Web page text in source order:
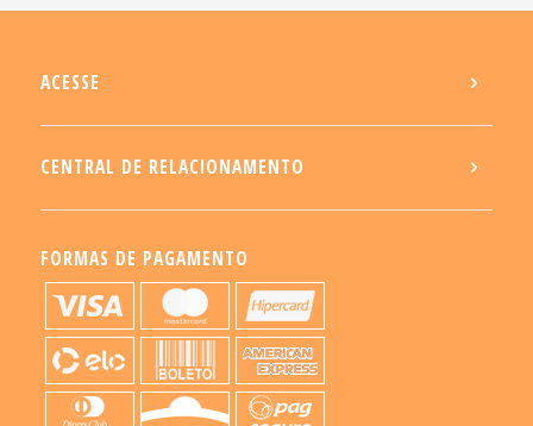
ACESSE
CENTRAL DE RELACIONAMENTO
FORMAS DE PAGAMENTO